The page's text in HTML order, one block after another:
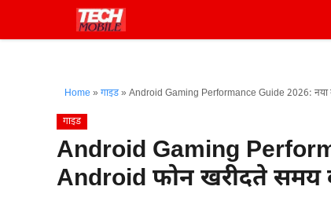
Home » गाइड» Android Gaming Performance Guide 2026: नया
गाइड
Android Gaming
Android फोन खरीदते समय